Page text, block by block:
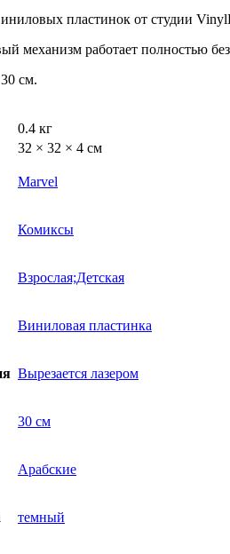
пластинок от студии
механизм работает полностью
см.
0.4 кг
32 × 32 × 4 см
Marvel
Комиксы
Взрослая;Детская
Виниловая пластинка
Вырезается лазером
30 см
Арабские
темный